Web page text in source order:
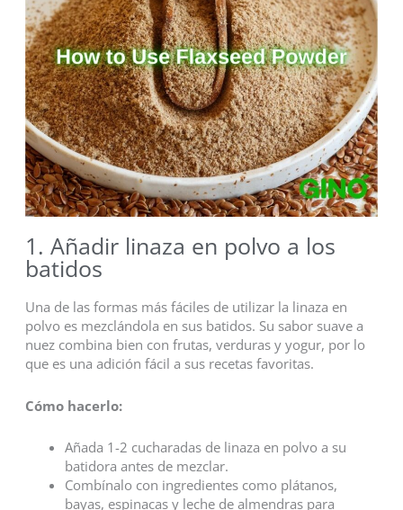
1. Añadir linaza en polvo a los
batidos
Una de las formas más fáciles de utilizar la linaza en
polvo es mezclándola en sus batidos. Su sabor suave a
nuez combina bien con frutas, verduras y yogur, por lo
que es una adición fácil a sus recetas favoritas.
Cómo hacerlo:
Añada 1-2 cucharadas de linaza en polvo a su
batidora antes de mezclar.
Combínalo con ingredientes como plátanos,
bayas, espinacas y leche de almendras para